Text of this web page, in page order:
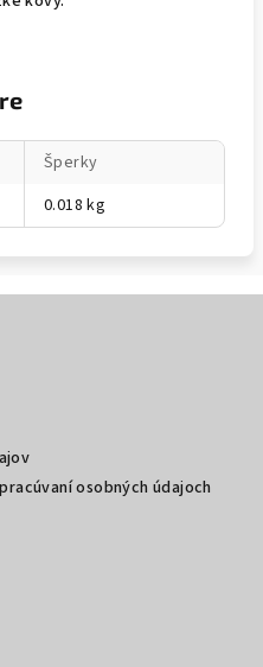
Šperky
0.018 kg
osobných údajoch